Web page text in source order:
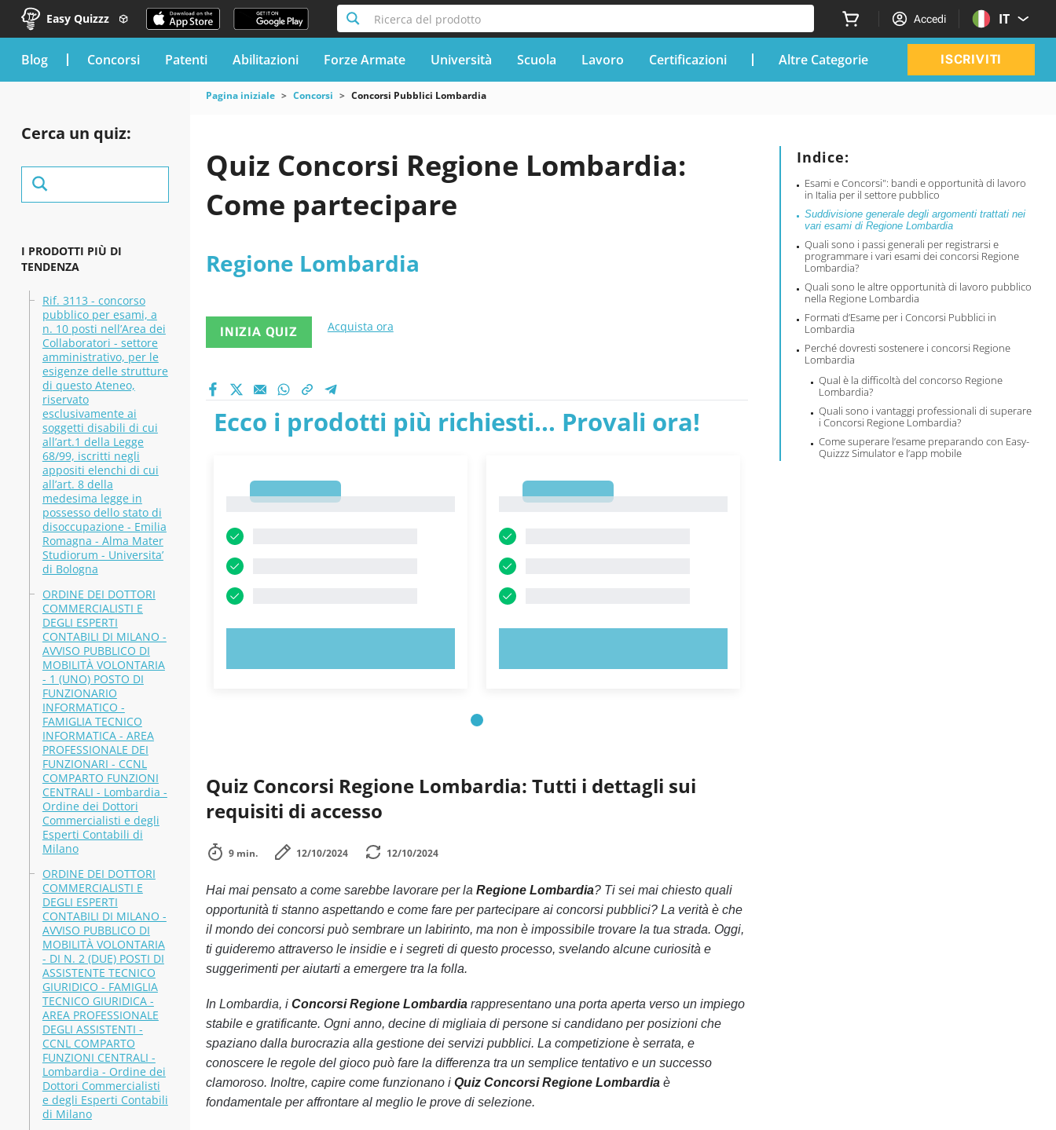
Easy Quizzz Ricerca del prodotto Accedi IT
blog Concorsi Patenti Abilitazioni Forze Armate Università Scuola Lavoro Certificazioni Altre Categorie ISCRIVITI
Cerca un quiz:
I PRODOTTI PIÙ DI
TENDENZA
Rif. 3113 - concorso
pubblico per esami, a
n. 10 posti nell’Area dei
Collaboratori - settore
amministrativo, per le
esigenze delle strutture
di questo Ateneo,
riservato
esclusivamente ai
soggetti disabili di cui
all’art.1 della Legge
68/99, iscritti negli
appositi elenchi di cui
all’art. 8 della
medesima legge in
possesso dello stato di
disoccupazione - Emilia
Romagna - Alma Mater
Studiorum - Universita’
di Bologna
ORDINE DEI DOTTORI
COMMERCIALISTI E
DEGLI ESPERTI
CONTABILI DI MILANO -
AVVISO PUBBLICO DI
MOBILITÀ VOLONTARIA
- 1 (UNO) POSTO DI
FUNZIONARIO
INFORMATICO -
FAMIGLIA TECNICO
INFORMATICA - AREA
PROFESSIONALE DEI
FUNZIONARI - CCNL
COMPARTO FUNZIONI
CENTRALI - Lombardia -
Ordine dei Dottori
Commercialisti e degli
Esperti Contabili di
Milano
ORDINE DEI DOTTORI
COMMERCIALISTI E
DEGLI ESPERTI
CONTABILI DI MILANO -
AVVISO PUBBLICO DI
MOBILITÀ VOLONTARIA
- DI N. 2 (DUE) POSTI DI
ASSISTENTE TECNICO
GIURIDICO - FAMIGLIA
TECNICO GIURIDICA -
AREA PROFESSIONALE
DEGLI ASSISTENTI -
CCNL COMPARTO
FUNZIONI CENTRALI -
Lombardia - Ordine dei
Dottori Commercialisti
e degli Esperti Contabili
di Milano
Pagina iniziale Concorsi Concorsi Pubblici Lombardia
Indice:
Esami e Concorsi": bandi e opportunità di lavoro
in Italia per il settore pubblico
Suddivisione generale degli argomenti trattati nei
vari esami di Regione Lombardia
Quali sono i passi generali per registrarsi e
programmare i vari esami dei concorsi Regione
Lombardia?
Quali sono le altre opportunità di lavoro pubblico
nella Regione Lombardia
Formati d’Esame per i Concorsi Pubblici in
Lombardia
Perché dovresti sostenere i concorsi Regione
Lombardia
Qual è la difficoltà del concorso Regione
Lombardia?
Quali sono i vantaggi professionali di superare
i Concorsi Regione Lombardia?
Come superare l’esame preparando con Easy-
Quizzz Simulator e l’app mobile
Quiz Concorsi Regione Lombardia:
Come partecipare
Regione Lombardia
INIZIA QUIZ Acquista ora
Ecco i prodotti più richiesti... Provali ora!
Quiz Concorsi Regione Lombardia: Tutti i dettagli sui
requisiti di accesso
9 min. 12/10/2024 12/10/2024
Hai mai pensato a come sarebbe lavorare per la Regione Lombardia? Ti sei mai chiesto quali
opportunità ti stanno aspettando e come fare per partecipare ai concorsi pubblici? La verità è che
il mondo dei concorsi può sembrare un labirinto, ma non è impossibile trovare la tua strada. Oggi,
ti guideremo attraverso le insidie e i segreti di questo processo, svelando alcune curiosità e
suggerimenti per aiutarti a emergere tra la folla.
In Lombardia, i Concorsi Regione Lombardiarappresentano una porta aperta verso un impiego
stabile e gratificante. Ogni anno, decine di migliaia di persone si candidano per posizioni che
spaziano dalla burocrazia alla gestione dei servizi pubblici. La competizione è serrata, e
conoscere le regole del gioco può fare la differenza tra un semplice tentativo e un successo
clamoroso. Inoltre, capire come funzionano i Quiz Concorsi Regione Lombardiaè
fondamentale per affrontare al meglio le prove di selezione.